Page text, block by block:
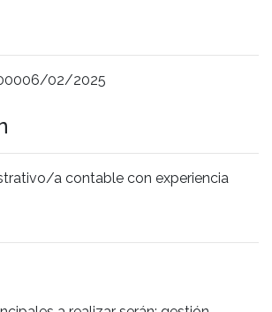
02/2025
a contable con experiencia